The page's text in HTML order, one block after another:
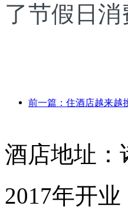
了节假日
酒店地址：
2017年开